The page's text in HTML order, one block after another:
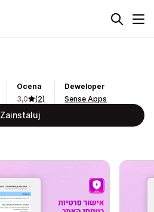
Ocena
3,0
(2)
Deweloper
Sense Apps
Zainstaluj